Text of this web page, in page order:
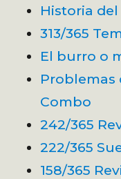
Historia
313/365
El burro o
Problemas
Combo
242/365
222/365
158/365